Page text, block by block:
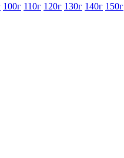
100г 110г 120г 130г 140г 150г